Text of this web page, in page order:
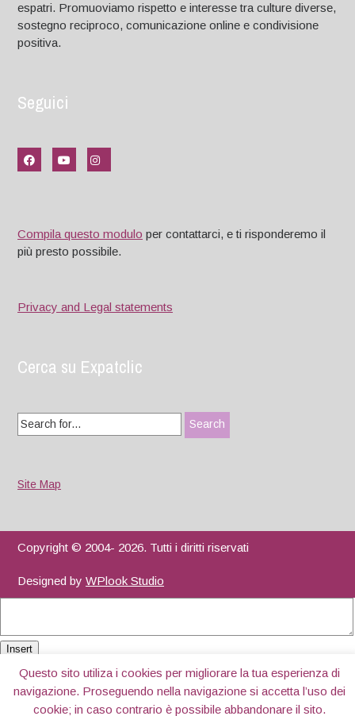
espatri. Promuoviamo rispetto e interesse tra culture diverse,
sostegno reciproco, comunicazione online e condivisione
positiva.
Seguici
Compila questo modulo per contattarci, e ti risponderemo il
più presto possibile.
Privacy and Legal statements
Cerca su Expatclic
Search
for:
Site Map
Copyright © 2004- 2026. Tutti i diritti riservati
Designed byWPlook Studio
Questo sito utiliza i cookies per migliorare la tua esperienza di
navigazione. Proseguendo nella navigazione si accetta l’uso dei
cookie; in caso contrario è possibile abbandonare il sito.
Insert